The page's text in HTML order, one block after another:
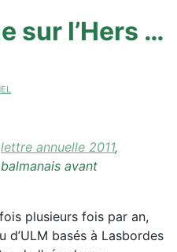
sur l’Hers …
lettre annuelle 2011,
avant
plusieurs fois par an,
d’ULM basés à Lasbordes